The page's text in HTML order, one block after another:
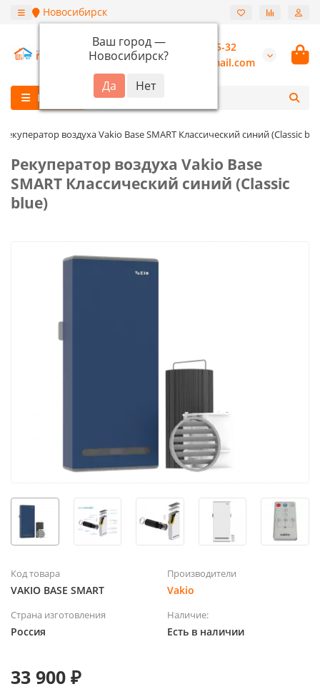
Новосибирск
Ваш город —
Новосибирск?
+7 (913) 987-55-32
burannsk@gmail.com
Каталог
Рекуператор воздуха Vakio Base SMART Классический синий (Classic
Рекуператор воздуха Vakio Base
SMART Классический синий (Classic
blue)
Код товара
VAKIO BASE SMART
Производители
Vakio
Страна изготовления
Россия
Наличие:
Есть в наличии
33 900 ₽